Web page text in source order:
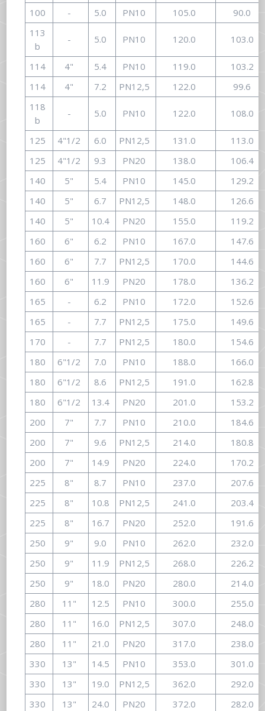
100
- 5.0 PN10 105.0
90.0
113
b
- 5.0 PN10 120.0 103.0
114 4" 5.4 PN10 119.0
103.2
114
4" 7.2 PN12,5 122.0
99.6
118
b
- 5.0 PN10 122.0 108.0
125 4"1/2 6.0 PN12,5 131.0
113.0
125
4"1/2 9.3 PN20 138.0
106.4
140
5" 5.4 PN10 145.0
129.2
140
5" 6.7 PN12,5 148.0
126.6
140
5" 10.4 PN20 155.0
119.2
160
6" 6.2 PN10 167.0
147.6
160
6" 7.7 PN12,5 170.0
144.6
160
6" 11.9 PN20 178.0
136.2
165
- 6.2 PN10 172.0
152.6
165
- 7.7 PN12,5 175.0
149.6
170
- 7.7 PN12,5 180.0
154.6
180
6"1/2 7.0 PN10 188.0
166.0
180
6"1/2 8.6 PN12,5 191.0
162.8
180
6"1/2 13.4 PN20 201.0
153.2
200
7" 7.7 PN10 210.0
184.6
200
7" 9.6 PN12,5 214.0
180.8
200
7" 14.9 PN20 224.0
170.2
225
8" 8.7 PN10 237.0
207.6
225
8" 10.8 PN12,5 241.0
203.4
225
8" 16.7 PN20 252.0
191.6
250
9" 9.0 PN10 262.0
232.0
250
9" 11.9 PN12,5 268.0
226.2
250
9" 18.0 PN20 280.0
214.0
280
11" 12.5 PN10 300.0
255.0
280
11" 16.0 PN12,5 307.0
248.0
280
11" 21.0 PN20 317.0
238.0
330
13" 14.5 PN10 353.0
301.0
330
13" 19.0 PN12,5 362.0
292.0
330
13" 24.0 PN20 372.0
282.0